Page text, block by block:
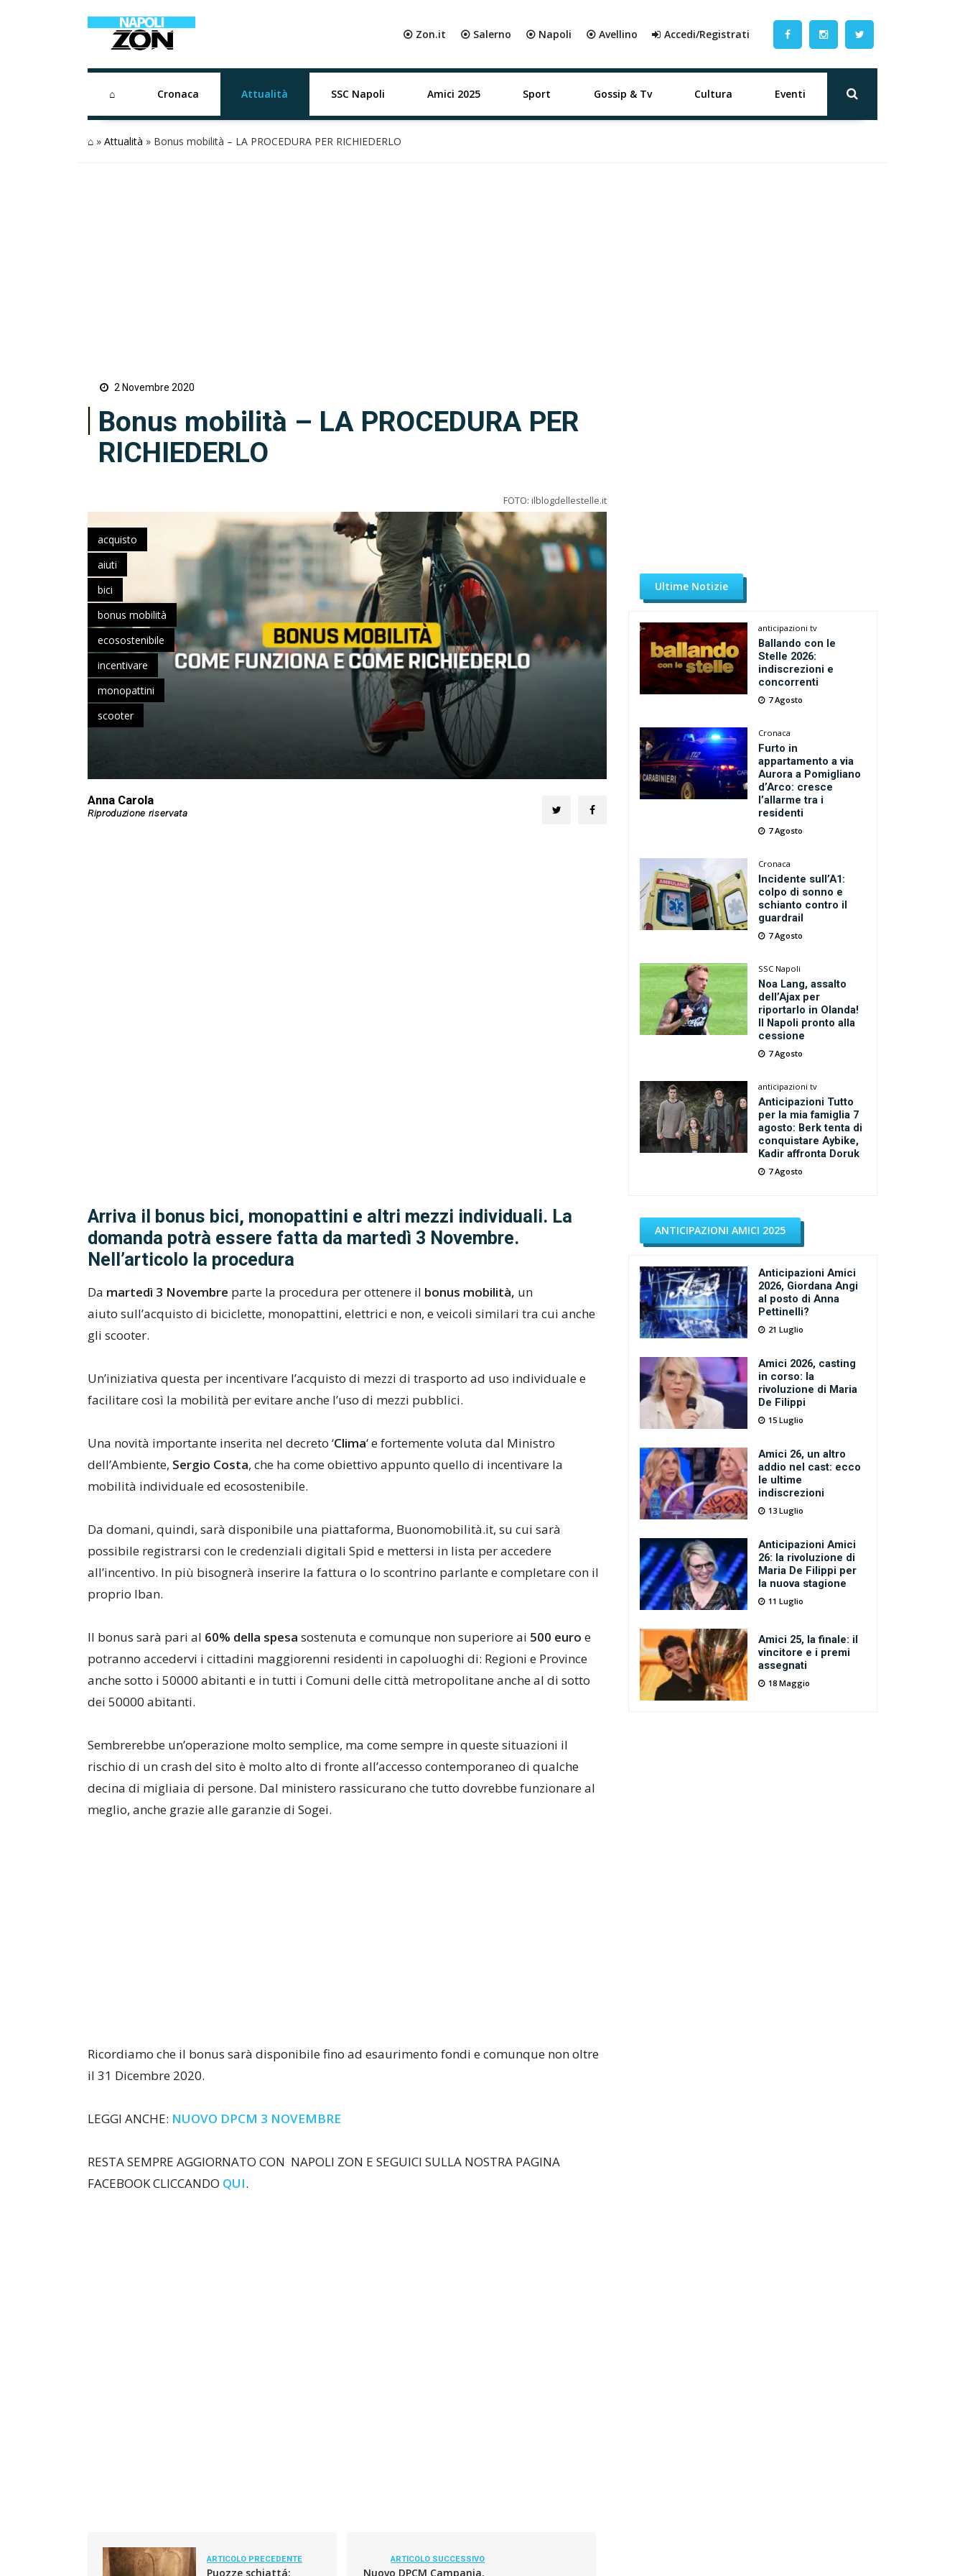
⦿ Zon.it ⦿ Salerno ⦿ Napoli ⦿ Avellino Accedi/Registrati
⌂ Cronaca Attualità SSC Napoli Amici 2025 Sport Gossip & Tv Cultura Eventi
⌂ » Attualità » Bonus mobilità – LA PROCEDURA PER RICHIEDERLO
2 Novembre 2020
Bonus mobilità – LA PROCEDURA PER
RICHIEDERLO
FOTO: ilblogdellestelle.it
acquisto
aiuti
bici
bonus mobilità
ecosostenibile
incentivare
monopattini
scooter
Anna Carola
Arriva il bonus bici, monopattini e altri mezzi individuali. La
domanda potrà essere fatta da martedì 3 Novembre.
Nell’articolo la procedura
Da martedì 3 Novembre parte la procedura per ottenere il bonus mobilità, un
aiuto sull’acquisto di biciclette, monopattini, elettrici e non, e veicoli similari tra cui anche
gli scooter.
Un’iniziativa questa per incentivare l’acquisto di mezzi di trasporto ad uso individuale e
facilitare così la mobilità per evitare anche l’uso di mezzi pubblici.
Una novità importante inserita nel decreto ‘Clima‘ e fortemente voluta dal Ministro
dell’Ambiente, Sergio Costa, che ha come obiettivo appunto quello di incentivare la
mobilità individuale ed ecosostenibile.
Da domani, quindi, sarà disponibile una piattaforma, Buonomobilità.it, su cui sarà
possibile registrarsi con le credenziali digitali Spid e mettersi in lista per accedere
all’incentivo. In più bisognerà inserire la fattura o lo scontrino parlante e completare con il
proprio Iban.
Il bonus sarà pari al 60% della spesa sostenuta e comunque non superiore ai 500 euro e
potranno accedervi i cittadini maggiorenni residenti in capoluoghi di: Regioni e Province
anche sotto i 50000 abitanti e in tutti i Comuni delle città metropolitane anche al di sotto
dei 50000 abitanti.
Sembrerebbe un’operazione molto semplice, ma come sempre in queste situazioni il
rischio di un crash del sito è molto alto di fronte all’accesso contemporaneo di qualche
decina di migliaia di persone. Dal ministero rassicurano che tutto dovrebbe funzionare al
meglio, anche grazie alle garanzie di Sogei.
Ricordiamo che il bonus sarà disponibile fino ad esaurimento fondi e comunque non oltre
il 31 Dicembre 2020.
LEGGI ANCHE: NUOVO DPCM 3 NOVEMBRE
RESTA SEMPRE AGGIORNATO CON NAPOLI ZON E SEGUICI SULLA NOSTRA PAGINA
FACEBOOK CLICCANDO QUI.
ARTICOLO PRECEDENTE
Puozze schiattá:
ARTICOLO SUCCESSIVO
Nuovo DPCM Campania,
Ultime Notizie
anticipazioni tv
Ballando con le
Stelle 2026:
indiscrezioni e
concorrenti
7 Agosto
Cronaca
Furto in
appartamento a via
Aurora a Pomigliano
d’Arco: cresce
l’allarme tra i
residenti
7 Agosto
Cronaca
Incidente sull’A1:
colpo di sonno e
schianto contro il
guardrail
7 Agosto
SSC Napoli
Noa Lang, assalto
dell’Ajax per
riportarlo in Olanda!
Il Napoli pronto alla
cessione
7 Agosto
anticipazioni tv
Anticipazioni Tutto
per la mia famiglia 7
agosto: Berk tenta di
conquistare Aybike,
Kadir affronta Doruk
7 Agosto
ANTICIPAZIONI AMICI 2025
Anticipazioni Amici
2026, Giordana Angi
al posto di Anna
Pettinelli?
21 Luglio
Amici 2026, casting
in corso: la
rivoluzione di Maria
De Filippi
15 Luglio
Amici 26, un altro
addio nel cast: ecco
le ultime
indiscrezioni
13 Luglio
Anticipazioni Amici
26: la rivoluzione di
Maria De Filippi per
la nuova stagione
11 Luglio
Amici 25, la finale: il
vincitore e i premi
assegnati
18 Maggio